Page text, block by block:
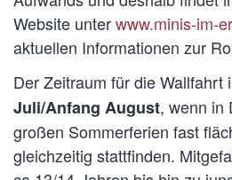
Website unterwww.minis-im-
aktuellen Informationen zur
Der Zeitraum für die Wallfahrt
Juli/Anfang August, wenn in
großen Sommerferien fast
gleichzeitig stattfinden.